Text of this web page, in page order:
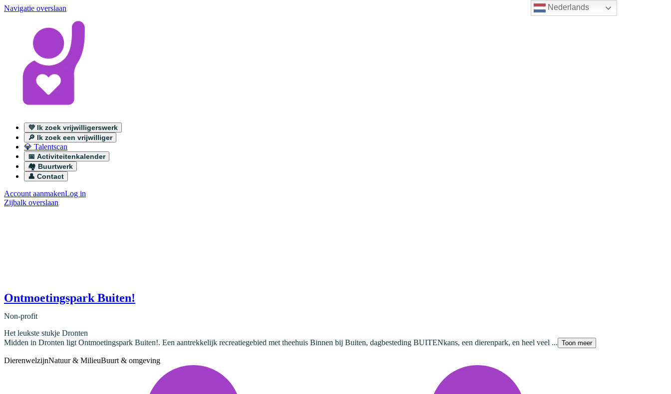
Nederlands
Navigatie overslaan
💜 Ik zoek vrijwilligerswerk
🔎 Ik zoek een vrijwilliger
💎 Talentscan
📅 Activiteitenkalender
🏘️ Buurtwerk
👤 Contact
Account aanmakenLog in
Zijbalk overslaan
Ontmoetingspark Buiten!
Non-profit
Het leukste stukje Dronten
Midden in Dronten ligt Ontmoetingspark Buiten!. Een aantrekkelijk recreatiegebied met theehuis Binnen bij Buiten, dagbesteding BUITENkans, een dierenpark, en heel veel ... Toon meer
DierenwelzijnNatuur & MilieuBuurt & omgeving